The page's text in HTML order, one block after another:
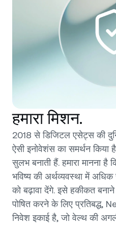
हमारा मिशन.
2018 से डिजिटल एसेट्स की
ऐसी इनोवेशंस का समर्थन किया
सुलभ बनाती हैं. हमारा मानना
भविष्य की अर्थव्यवस्था में अधिक
को बढ़ावा देंगे. इसे हकीकत
पोषित करने के लिए प्रतिबद्ध,
निवेश इकाई है, जो वेल्थ की